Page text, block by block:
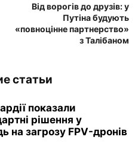
Від ворогів до друзів: у
Путіна будують
«повноцінне партнерство»
з Талібаном
статьи
показали
рішення у
на загрозу FPV-дронів